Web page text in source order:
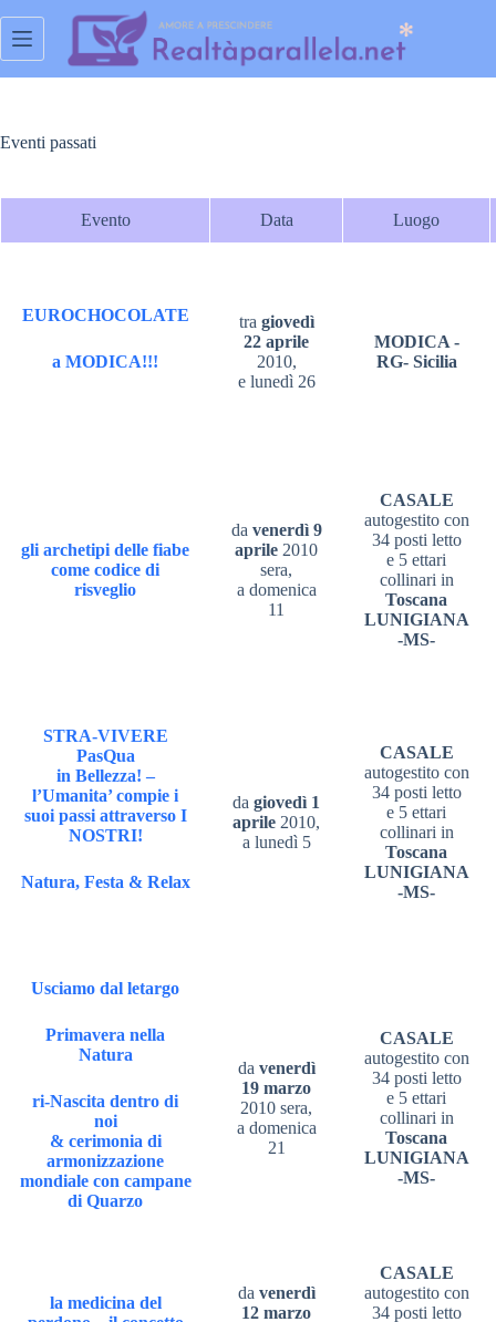
contenuto
Eventi passati
Evento Data Luogo
EUROCHOCOLATE
a MODICA!!!
tra giovedì
22 aprile
2010,
e lunedì 26
MODICA -
RG- Sicilia
gli archetipi delle fiabe
come codice di
risveglio
da venerdì 9
aprile 2010
sera,
a domenica
11
CASALE
autogestito con
34 posti letto
e 5 ettari
collinari in
Toscana
LUNIGIANA
-MS-
STRA-VIVERE
PasQua
in Bellezza! –
l’Umanita’ compie i
suoi passi attraverso I
NOSTRI!
Natura, Festa & Relax
da giovedì 1
aprile 2010,
a lunedì 5
CASALE
autogestito con
34 posti letto
e 5 ettari
collinari in
Toscana
LUNIGIANA
-MS-
Usciamo dal letargo
Primavera nella
Natura
ri-Nascita dentro di
noi
& cerimonia di
armonizzazione
mondiale con campane
di Quarzo
da venerdì
19 marzo
2010 sera,
a domenica
21
CASALE
autogestito con
34 posti letto
e 5 ettari
collinari in
Toscana
LUNIGIANA
-MS-
la medicina del
da venerdì
12 marzo
CASALE
autogestito con
34 posti letto